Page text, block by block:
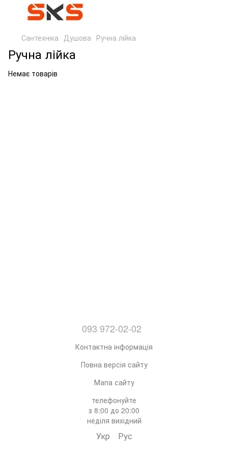
Сантехніка Душова Ручна лійка
Ручна лійка
Немає товарів
093 972-02-02
Контактна інформація
Повна версія сайту
Мапа сайту
телефонуйте
з 8:00 до 20:00
неділя вихідний
Укр Рус